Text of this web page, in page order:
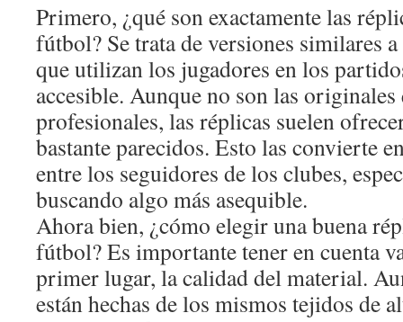
Primero, ¿qué son exactamente las
fútbol? Se trata de versiones similares
que utilizan los jugadores en los
accesible. Aunque no son las originales
profesionales, las réplicas suelen
bastante parecidos. Esto las convierte
entre los seguidores de los clubes,
buscando algo más asequible.
Ahora bien, ¿cómo elegir una buena
fútbol? Es importante tener en cuenta
primer lugar, la calidad del material.
están hechas de los mismos tejidos de